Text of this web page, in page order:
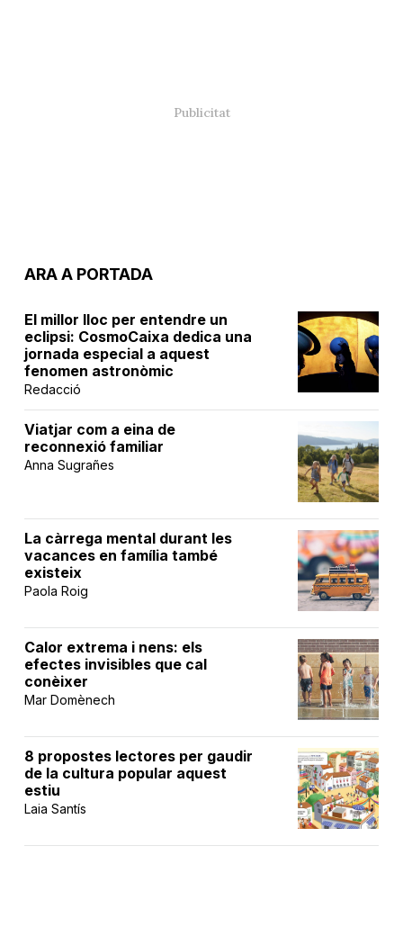
ARA A PORTADA
El millor lloc per entendre un
eclipsi: CosmoCaixa dedica una
jornada especial a aquest
fenomen astronòmic
Redacció
Viatjar com a eina de
reconnexió familiar
Anna Sugrañes
La càrrega mental durant les
vacances en família també
existeix
Paola Roig
Calor extrema i nens: els
efectes invisibles que cal
conèixer
Mar Domènech
8 propostes lectores per gaudir
de la cultura popular aquest
estiu
Laia Santís